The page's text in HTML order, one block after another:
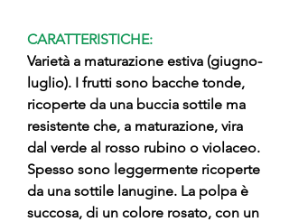
CARATTERISTICHE:
Varietà a maturazione estiva (giugno-
luglio). I frutti sono bacche tonde,
ricoperte da una buccia sottile ma
resistente che, a maturazione, vira
dal verde al rosso rubino o violaceo.
Spesso sono leggermente ricoperte
da una sottile lanugine. La polpa è
succosa, di un colore rosato, con un